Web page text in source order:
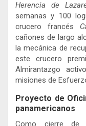
Herencia de
semanas y 100
crucero francés
cañones de largo
la mecánica de
este crucero
Almirantazgo
misiones de
Proyecto de
panamericanos